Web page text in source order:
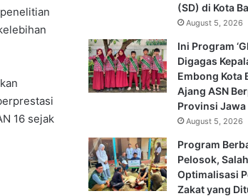
16 sejak
(SD) di Kota
August 5, 2026
Ini Program
Digagas
Embong Kota
Ajang ASN
Provinsi
August 5, 2026
Program
Pelosok,
Optimalisasi
Zakat yang